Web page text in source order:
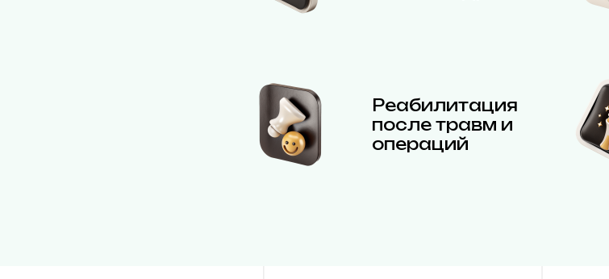
Реабилитация
после травм и
операций